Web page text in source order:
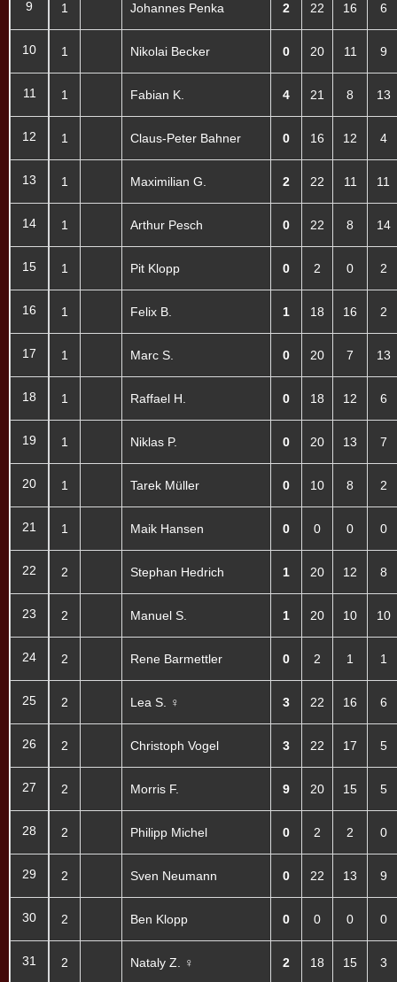
9
10
11
12
13
14
15
16
17
18
19
20
21
22
23
24
25
26
27
28
29
30
31
1 Johannes Penka 2 22 16 6
1 Nikolai Becker 0 20 11 9
1 Fabian K. 4 21 8 13
1 Claus-Peter Bahner 0 16 12 4
1 Maximilian G. 2 22 11 11
1 Arthur Pesch 0 22 8 14
1 Pit Klopp 0 2 0 2
1 Felix B. 1 18 16 2
1 Marc S. 0 20 7 13
1 Raffael H. 0 18 12 6
1 Niklas P. 0 20 13 7
1 Tarek Müller 0 10 8 2
1 Maik Hansen 0 0 0 0
2 Stephan Hedrich 1 20 12 8
2 Manuel S. 1 20 10 10
2 Rene Barmettler 0 2 1 1
2 Lea S. ♀ 3 22 16 6
2 Christoph Vogel 3 22 17 5
2 Morris F. 9 20 15 5
2 Philipp Michel 0 2 2 0
2 Sven Neumann 0 22 13 9
2 Ben Klopp 0 0 0 0
2 Nataly Z. ♀ 2 18 15 3